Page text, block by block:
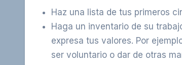
Haz una lista de tus primeros
Haga un inventario de su
expresa tus valores. Por
ser voluntario o dar de otras